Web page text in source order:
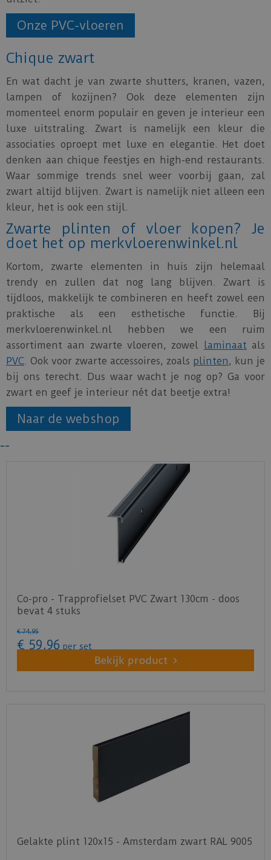
Onze PVC-vloeren
Chique zwart
En wat dacht je van zwarte shutters, kranen, vazen,
lampen of kozijnen? Ook deze elementen zijn
momenteel enorm populair en geven je interieur een
luxe uitstraling. Zwart is namelijk een kleur die
associaties oproept met luxe en elegantie. Het doet
denken aan chique feestjes en high-end restaurants.
Waar sommige trends snel weer voorbij gaan, zal
zwart altijd blijven. Zwart is namelijk niet alleen een
kleur, het is ook een stijl.
Zwarte plinten of vloer kopen? Je
doet het op merkvloerenwinkel.nl
Kortom, zwarte elementen in huis zijn helemaal
trendy en zullen dat nog lang blijven. Zwart is
tijdloos, makkelijk te combineren en heeft zowel een
praktische als een esthetische functie. Bij
merkvloerenwinkel.nl hebben we een ruim
assortiment aan zwarte vloeren, zowel laminaatals
PVC. Ook voor zwarte accessoires, zoals plinten, kun je
bij ons terecht. Dus waar wacht je nog op? Ga voor
zwart en geef je interieur nét dat beetje extra!
Naar de webshop
--
Co-pro - Trapprofielset PVC Zwart 130cm - doos
bevat 4 stuks
€ 74,95
€ 59,96 per set
Bekijk product
Gelakte plint 120x15 - Amsterdam zwart RAL 9005